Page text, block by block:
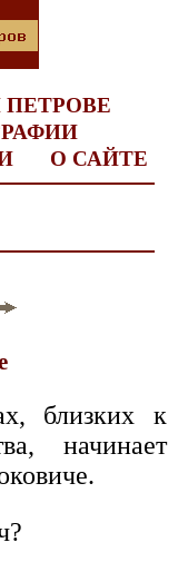
О САЙТЕ
близких к
начинает